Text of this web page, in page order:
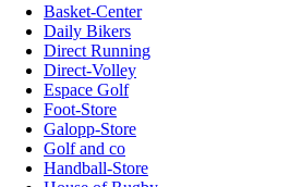
Basket-Center
Daily Bikers
Direct Running
Direct-Volley
Espace Golf
Foot-Store
Galopp-Store
Golf and co
Handball-Store